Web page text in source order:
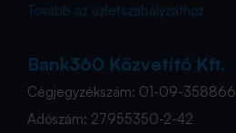
Tovább az üzletszabályzathoz
Bank360 Közvetítő Kft.
Cégjegyzékszám: 01-09-358866
Adószám: 27955350-2-42